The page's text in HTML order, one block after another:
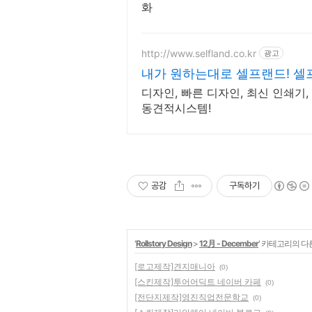
화
http://www.selfland.co.kr 광고
내가 원하는대로 셀프랜드! 셀
작!
디자인, 빠른 디자인, 최신 인쇄기
동견적시스템!
공감 구독하기
'Rollstory Design>12月 - December' 카테고리의 다
[로고제작]견지매니아 (0)
[스킨제작]투어어딕트 네이버 카페 (0)
[전단지제작]영진직업전문학교 (0)